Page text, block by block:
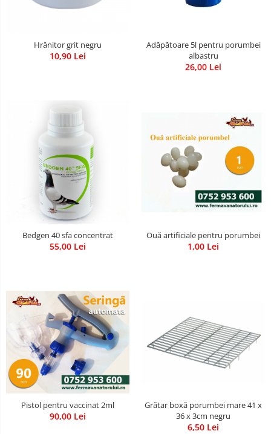
Hrănitor grit negru
10,90 Lei
Adăpătoare 5l pentru porumbei
albastru
26,00 Lei
Bedgen 40 sfa concentrat
55,00 Lei
Ouă artificiale pentru porumbei
1,00 Lei
Pistol pentru vaccinat 2ml
90,00 Lei
Grătar boxă porumbei mare 41 x
36 x 3cm negru
6,50 Lei